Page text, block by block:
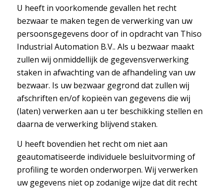
U heeft in voorkomende gevallen het recht
bezwaar te maken tegen de verwerking van uw
persoonsgegevens door of in opdracht van Thiso
Industrial Automation B.V.. Als u bezwaar maakt
zullen wij onmiddellijk de gegevensverwerking
staken in afwachting van de afhandeling van uw
bezwaar. Is uw bezwaar gegrond dat zullen wij
afschriften en/of kopieën van gegevens die wij
(laten) verwerken aan u ter beschikking stellen en
daarna de verwerking blijvend staken.
U heeft bovendien het recht om niet aan
geautomatiseerde individuele besluitvorming of
profiling te worden onderworpen. Wij verwerken
uw gegevens niet op zodanige wijze dat dit recht